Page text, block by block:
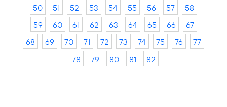
50
51 52 53 54 55 56 57
58
59
60 61 62 63 64 65 66
67
68
69 70 71 72 73 74 75 76
77
78
79 80 81 82